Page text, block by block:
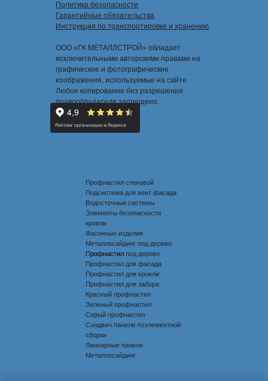
Политика безопасности
Гарантийные обязательства
Инструкция по транспортировке и хранению
ООО «ГК МЕТАЛЛСТРОЙ» обладает
исключительными авторскими правами на
графические и фотографические
изображения, используемые на сайте.
Любое копирование без разрешения
правообладателя запрещено.
Профнастил стеновой
Подсистема для вент фасада
Водосточные системы
Элементы безопасности
кровли
Фасонные изделия
Металлосайдинг под дерево
Профнастил под дерево
Профнастил
Профнастил для фасада
Профнастил для кровли
Профнастил для забора
Красный профнастил
Зеленый профнастил
Серый профнастил
Сэндвич панели поэлементной
сборки
Линеарные панели
Металлосайдинг